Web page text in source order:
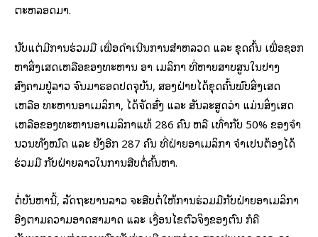
ຕະຫລອດມາ.
ນັບແຕ່ມີການຮ່ວມມື ເພື່ອດໍາເນີນການສໍາຫລວດ ແລະ ຂຸດຄົ້ນ ເພື່ອຊອກ
ຫາສິ່ງເສດເຫລືອຂອງທະຫານ ອາ ເມລິກາ ທີ່ຫາຍສາບສູນໃນປາງ
ສົງຄາມຢູ່ລາວ ຈົນມາຮອດປັດຈຸບັນ, ສອງຝ່າຍໄດ້ຂຸດຄົ້ນພົບສິ່ງເສດ
ເຫລືອ ທະຫານອາເມລິກາ, ໄດ້ຈັດສົ່ງ ແລະ ສັນລະສູດວ່າ ແມ່ນສິ່ງເສດ
ເຫລືອຂອງທະຫານອາເມລິກາແທ້ 286 ຄົນ ຫລື ເທົ່າກັບ 50% ຂອງຈໍາ
ນວນທັງໝົດ ແລະ ຍັງອີກ 287 ຄົນ ທີ່ຝ່າຍອາເມລິກາ ຈໍາເປັນຕ້ອງໄດ້
ຮ່ວມມື ກັບຝ່າຍລາວໃນການສືບຕໍ່ຄົ້ນຫາ.
ຕໍ່ບັນຫານີ້, ລັດຖະບານລາວ ຈະສືບຕໍ່ໃຫ້ການຮ່ວມມືກັບຝ່າຍອາເມລິກາ
ອີງຕາມຄວາມອາດສາມາດ ແລະ ເງື່ອນໄຂຕົວຈິງຂອງຕົນ ກໍຄື